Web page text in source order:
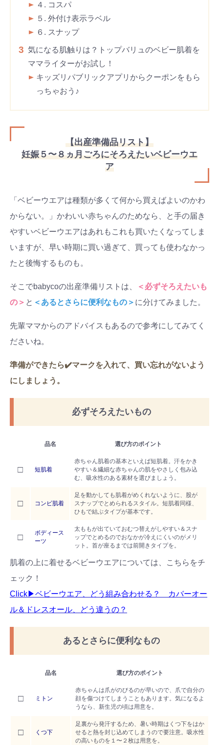
４. コスパ
５. 外付け表示ラベル
６. スナップ
3 気になる肌触りは？トップバリュのベビー肌着を
ママライターがお試し！
キッズリパブリックアプリからクーポンをもら
っちゃおう♪
【出産準備品リスト】
妊娠５〜８ヵ月ごろにそろえたいベビーウエ
ア
「ベビーウエアは種類が多くて何から買えばよいのかわ
からない。」かわいい赤ちゃんのためなら、と手の届き
やすいベビーウエアはあれもこれも買いたくなってしま
いますが、早い時期に買い過ぎて、買っても使わなかっ
たと後悔するものも。
そこでbabycoの出産準備リストは、
＜必ずそろえたいも
の＞ と ＜あるとさらに便利なもの＞ に分けてみました。
先輩ママからのアドバイスもあるので参考にしてみてく
ださいね。
準備ができたら✔️マークを入れて、買い忘れがないよう
にしましょう。
必ずそろえたいもの
品名 選び方のポイント
□ 短肌着
赤ちゃん肌着の基本といえば短肌着。汗をかき
やすい＆繊細な赤ちゃんの肌をやさしく包み込
む、吸水性のある素材を選びましょう。
□ コンビ肌着
足を動かしても肌着がめくれないように、股が
スナップでとめられるスタイル。短肌着同様、
ひもで結ぶタイプが基本です。
□
ボディース
ーツ
太ももが出ていておむつ替えがしやすい＆スナ
ップでとめるのでおなかが冷えにくいのがメリ
ット。首が座るまでは前開きタイプを。
肌着の上に着せるベビーウエアについては、こちらをチ
ェック！
Click▶︎ベビーウエア、どう組み合わせる？ カバーオー
ル＆ドレスオール、どう違うの？
あるとさらに便利なもの
品名 選び方のポイント
□ ミトン
赤ちゃんは爪がのびるのが早いので、爪で自分の
顔を傷つけてしまうこともあります。気になるよ
うなら、新生児の頃は用意を。
□ くつ下
足裏から発汗するため、暑い時期はくつ下をはか
せると熱を封じ込めてしまうので要注意。吸水性
の高いものを１〜２枚は用意を。